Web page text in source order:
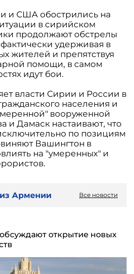
и США обострились на
в сирийском
продолжают обстрелы
удерживая в
жителей и препятствуя
помощи, в самом
идут бои.
власти Сирии и России в
населения и
вооруженной
и Дамаск настаивают, что
по позициям
Вашингтон в
на "умеренных" и
Армении Все новости
открытие новых